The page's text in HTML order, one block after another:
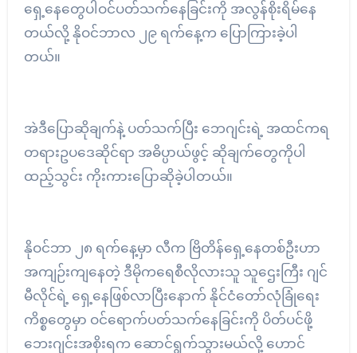
ရှေ့နေတွေပါဝင်ပတ်သက်နေခြင်းကို အလွန်စိုးရိမ်နေ
တယ်လို့ နိုဝင်ဘာလ ၂၉ ရက်နေ့က ပြောကြားခဲ့ပါ
တယ်။
အဲဒီပြောဆိုချက်နဲ့ ပတ်သက်ပြီး ဘေဂျင်းရဲ့ အထင်ကရ
တရားဥပဒေဆိုင်ရာ အဓိပ္ပာယ်ဖွင့် ဆိုချက်တွေကိုပါ
ထည့်သွင်း ကိုးကားပြောဆိုခဲ့ပါတယ်။
နိုဝင်ဘာ ၂၈ ရက်နေ့မှာ လီက ဗြိတိန်ရှေ့နေတစ်ဦးဟာ
အကျဉ်းကျနေတဲ့ ဒီမိုကရေစီလိုလားသူ သူဌေးကြီး ဂျင်
မီလိုင်ရဲ့ ရှေ့နေဖြစ်လာပြီးနောက် နိုင်ငံတော်လုံခြုံရေး
ကိစ္စတွေမှာ ဝင်ရောက်ပတ်သက်နေခြင်းကို ပိတ်ပင်ဖို့
ဘေးဂျင်းအစိုးရက ဆောင်ရွက်သွားမယ်လို့ ဟောင်